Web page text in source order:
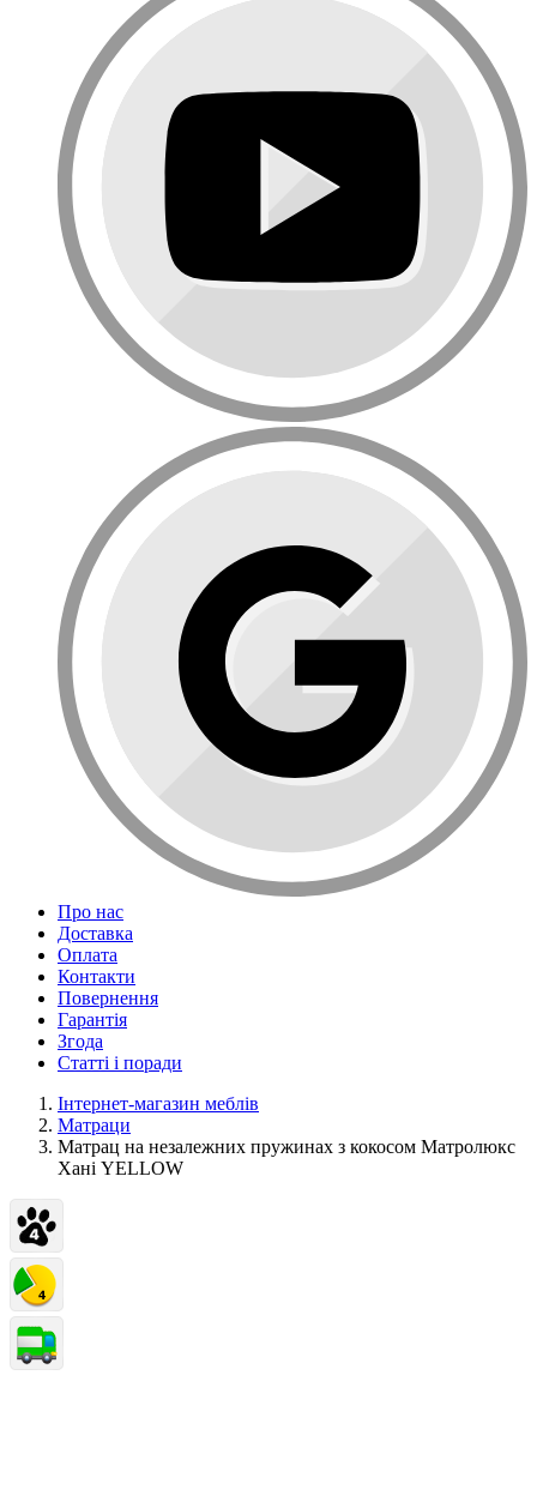
Про нас
Доставка
Оплата
Контакти
Повернення
Гарантія
Згода
Статті і поради
Інтернет-магазин меблів
Матраци
Матрац на незалежних пружинах з кокосом Матролюкс
Хані YELLOW